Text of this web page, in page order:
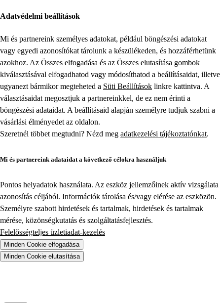
Adatvédelmi beállítások
Mi és partnereink személyes adatokat, például böngészési adatokat
vagy egyedi azonosítókat tárolunk a készülékeden, és hozzáférhetünk
azokhoz. Az Összes elfogadása és az Összes elutasítása gombok
kiválasztásával elfogadhatod vagy módosíthatod a beállításaidat, illetve
ugyanezt bármikor megteheted a Süti Beállítások linkre kattintva. A
választásaidat megosztjuk a partnereinkkel, de ez nem érinti a
böngészési adataidat. A beállításaid alapján személyre tudjuk szabni a
vásárlási élményedet az oldalon.
Szeretnél többet megtudni? Nézd meg adatkezelési tájékoztatónkat.
Mi és partnereink adataidat a következő célokra használjuk
Pontos helyadatok használata. Az eszköz jellemzőinek aktív vizsgálata
azonosítás céljából. Információk tárolása és/vagy elérése az eszközön.
Személyre szabott hirdetések és tartalmak, hirdetések és tartalmak
mérése, közönségkutatás és szolgáltatásfejlesztés.
Felelősségteljes üzletiadat-kezelés
Minden Cookie elfogadása
Minden Cookie elutasítása